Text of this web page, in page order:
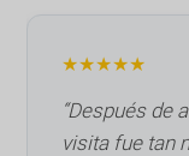
★★★★★
“Después de
visita fue tan